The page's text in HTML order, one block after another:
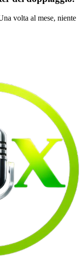
volta al mese, niente